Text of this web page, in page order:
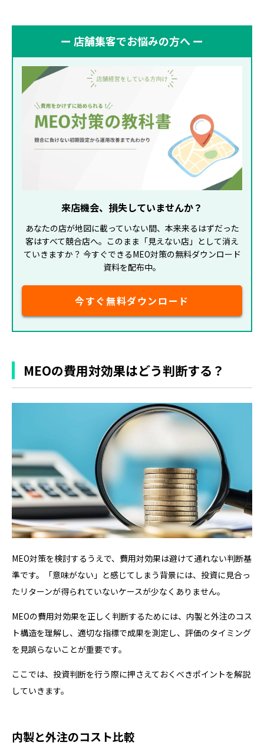
ー 店舗集客でお悩みの方へ ー
来店機会、損失していませんか？
あなたの店が地図に載っていない間、本来来るはずだった
客はすべて競合店へ。このまま「見えない店」として消え
ていきますか？ 今すぐできるMEO対策の無料ダウンロード
資料を配布中。
今すぐ無料ダウンロード
MEOの費用対効果はどう判断する？
MEO対策を検討するうえで、費用対効果は避けて通れない判断基
準です。「意味がない」と感じてしまう背景には、投資に見合っ
たリターンが得られていないケースが少なくありません。
MEOの費用対効果を正しく判断するためには、内製と外注のコス
ト構造を理解し、適切な指標で成果を測定し、評価のタイミング
を見誤らないことが重要です。
ここでは、投資判断を行う際に押さえておくべきポイントを解説
していきます。
内製と外注のコスト比較